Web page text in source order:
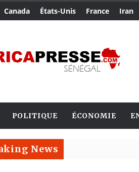
Canada États-Unis France Iran
POLITIQUE ÉCONOMIE
News